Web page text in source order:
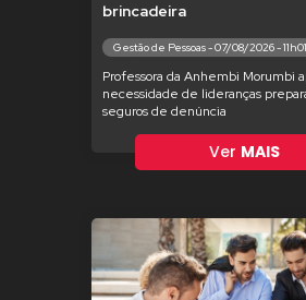
brincadeira
Gestão de Pessoas - 07/08/2026 - 11h01
Professora da Anhembi Morumbi
necessidade de lideranças
seguros de denúncia
Ver MAIS